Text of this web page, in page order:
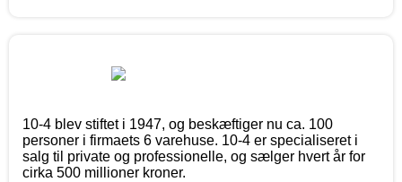
10-4 blev stiftet i 1947, og beskæftiger nu ca. 100
personer i firmaets 6 varehuse. 10-4 er specialiseret i
salg til private og professionelle, og sælger hvert år for
cirka 500 millioner kroner.